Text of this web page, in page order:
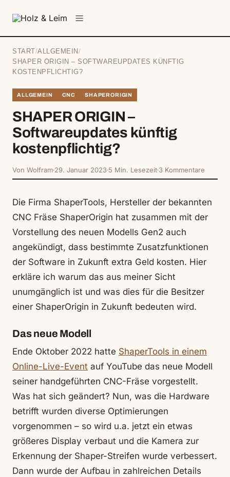
START /ALLGEMEIN/
SHAPER ORIGIN – SOFTWAREUPDATES KÜNFTIG
KOSTENPFLICHTIG?
ALLGEMEIN CNC SHAPERORIGIN
SHAPER ORIGIN –
Softwareupdates künftig
kostenpflichtig?
Von Wolfram 29. Januar 2023 5 Min. Lesezeit 3 Kommentare
Die Firma ShaperTools, Hersteller der bekannten
CNC Fräse ShaperOrigin hat zusammen mit der
Vorstellung des neuen Modells Gen2 auch
angekündigt, dass bestimmte Zusatzfunktionen
der Software in Zukunft extra Geld kosten. Hier
erkläre ich warum das aus meiner Sicht
unumgänglich ist und was dies für die Besitzer
einer ShaperOrigin in Zukunft bedeuten wird.
Das neue Modell
Ende Oktober 2022 hatte ShaperTools in einem
Online-Live-Event auf YouTube das neue Modell
seiner handgeführten CNC-Fräse vorgestellt.
Was hat sich geändert? Nun, was die Hardware
betrifft wurden diverse Optimierungen
vorgenommen – so wird u.a. jetzt ein etwas
größeres Display verbaut und die Kamera zur
Erkennung der Shaper-Streifen wurde verbessert.
Dann wurde der Aufbau in zahlreichen Details